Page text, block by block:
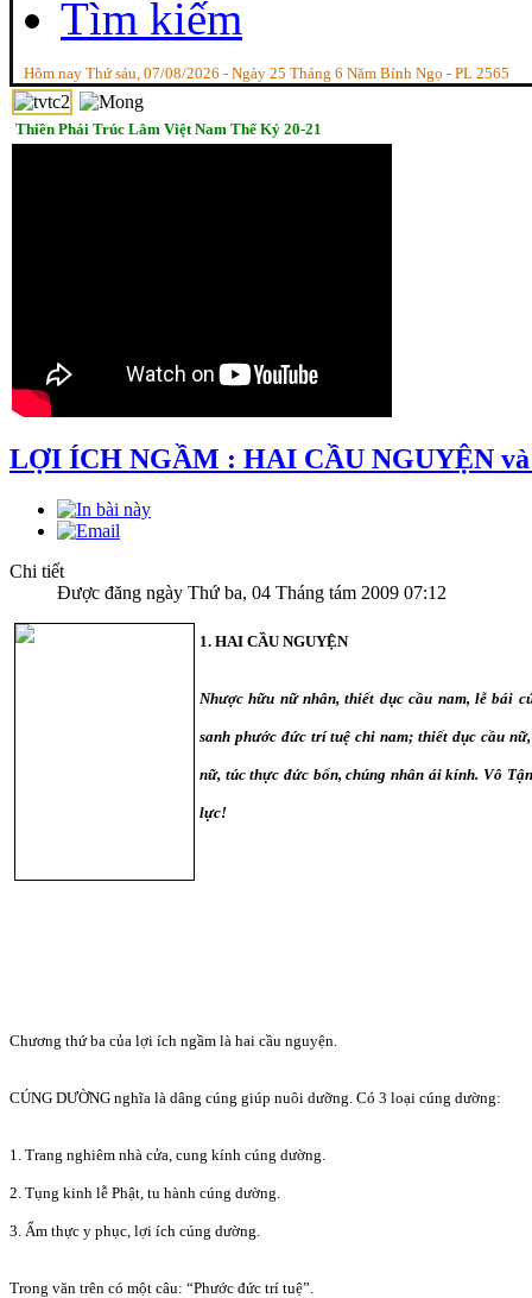
Tìm kiếm
Hôm nay Thứ sáu, 07/08/2026 - Ngày 25 Tháng 6 Năm Bính Ngọ - PL 2565
Thiền Phái Trúc Lâm Việt Nam Thế Kỷ 20-21
LỢI ÍCH NGẦM : HAI CẦU NGUYỆN
Chi tiết
Được đăng ngày Thứ ba, 04 Tháng tám 2009 07:12
1. HAI CẦU NGUYỆN
Nhược hữu nữ nhân, thiết dục cầu nam, lễ bái
sanh phước đức trí tuệ chi nam; thiết dục cầu
nữ, túc thực đức bổn, chúng nhân ái kính. Vô
lực!
Chương thứ ba của lợi ích ngầm là hai cầu nguyện.
CÚNG DƯỜNG nghĩa là dâng cúng giúp nuôi dưỡng. Có 3 loại cúng dường:
1. Trang nghiêm nhà cửa, cung kính cúng dường.
2. Tụng kinh lễ Phật, tu hành cúng dường.
3. Ẩm thực y phục, lợi ích cúng dường.
Trong văn trên có một câu: “Phước đức trí tuệ”.